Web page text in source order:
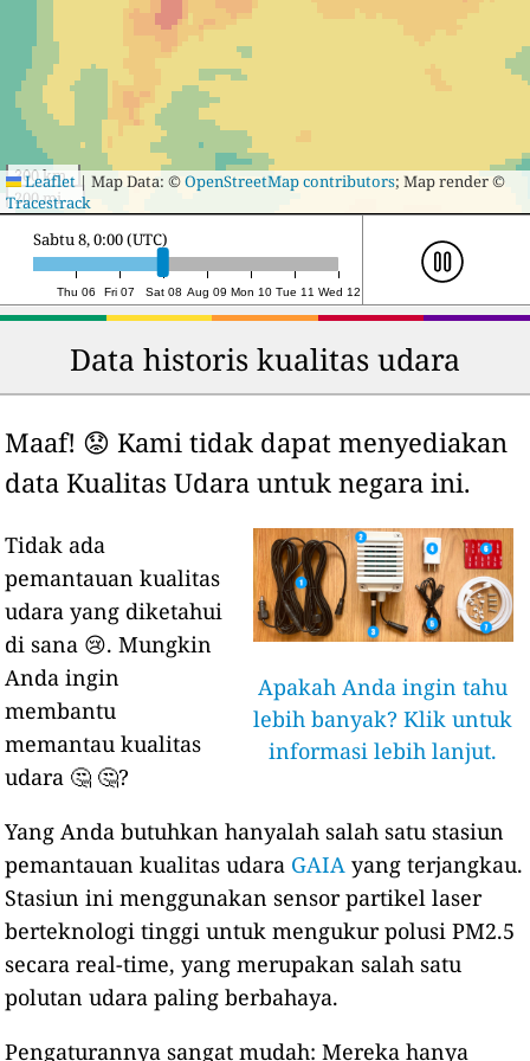
300 km
200 mi
Leaflet | Map Data: ©OpenStreetMap contributors; Map render ©
Tracestrack
Thu 06 Fri 07 Sat 08 Aug 09 Mon 10 Tue 11 Wed 12
Sabtu 8, 21:00 (UTC)
Data historis kualitas udara
Maaf! 😟 Kami tidak dapat menyediakan
data Kualitas Udara untuk negara ini.
Apakah Anda ingin tahu
lebih banyak? Klik untuk
informasi lebih lanjut.
Tidak ada
pemantauan kualitas
udara yang diketahui
di sana 😢. Mungkin
Anda ingin
membantu
memantau kualitas
udara 🤔 🤔?
Yang Anda butuhkan hanyalah salah satu stasiun
pemantauan kualitas udara GAIA yang terjangkau.
Stasiun ini menggunakan sensor partikel laser
berteknologi tinggi untuk mengukur polusi PM2.5
secara real-time, yang merupakan salah satu
polutan udara paling berbahaya.
Pengaturannya sangat mudah: Mereka hanya